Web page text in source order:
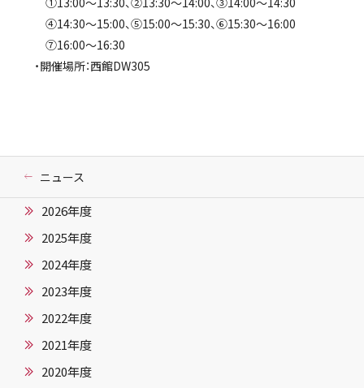
④14:30～15:00、⑤15:00～15:30、⑥15:30～16:00
⑦16:00～16:30
・開催場所：西館DW305
ニュース
2026年度
2025年度
2024年度
2023年度
2022年度
2021年度
2020年度